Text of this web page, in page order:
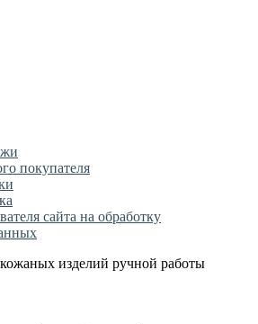
покупателя
сайта на обработку
изделий ручной работы